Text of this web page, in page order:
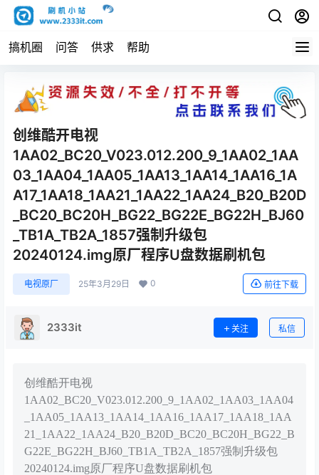
搞机圈 问答 供求 帮助
创维酷开电视
1AA02_BC20_V023.012.200_9_1AA02_1AA
03_1AA04_1AA05_1AA13_1AA14_1AA16_1A
A17_1AA18_1AA21_1AA22_1AA24_B20_B20D
_BC20_BC20H_BG22_BG22E_BG22H_BJ60
_TB1A_TB2A_1857强制升级包
20240124.img原厂程序U盘数据刷机包
电视原厂 25年3月29日 0 前往下载
2333it 关注 私信
创维酷开电视
1AA02_BC20_V023.012.200_9_1AA02_1AA03_1AA04
_1AA05_1AA13_1AA14_1AA16_1AA17_1AA18_1AA
21_1AA22_1AA24_B20_B20D_BC20_BC20H_BG22_B
G22E_BG22H_BJ60_TB1A_TB2A_1857强制升级包
20240124.img原厂程序U盘数据刷机包